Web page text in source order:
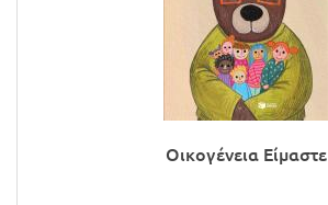
Οικογένεια Είμαστε